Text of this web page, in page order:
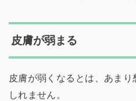
皮膚が弱まる
皮膚が弱くなるとは、あま
しれません。